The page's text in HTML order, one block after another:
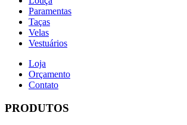
Paramentas
Taças
Velas
Vestuários
Loja
Orçamento
Contato
PRODUTOS